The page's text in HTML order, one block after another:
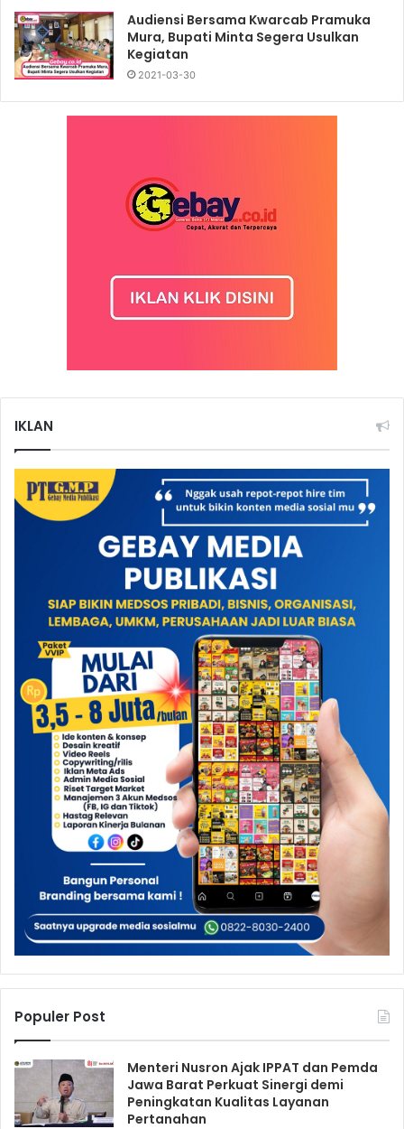
Audiensi Bersama Kwarcab Pramuka
Mura, Bupati Minta Segera Usulkan
Kegiatan
2021-03-30
IKLAN
Populer Post
Menteri Nusron Ajak IPPAT dan Pemda
Jawa Barat Perkuat Sinergi demi
Peningkatan Kualitas Layanan
Pertanahan